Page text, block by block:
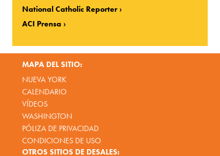
National Catholic Reporter
ACI Prensa
MAPA DEL SITIO:
NUEVA YORK
CALENDARIO
VÍDEOS
WASHINGTON
PÓLIZA DE PRIVACIDAD
CONDICIONES DE USO
OTROS SITIOS DE DESALES: